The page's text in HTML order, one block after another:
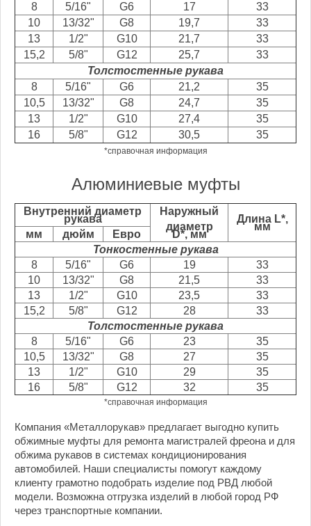
8
5/16" G6 17
33
10
13/32" G8 19,7
33
13
1/2" G10 21,7
33
15,2
5/8" G12 25,7
33
Толстостенные рукава
8
5/16" G6 21,2
35
10,5
13/32" G8 24,7
35
13
1/2" G10 27,4
35
16
5/8" G12 30,5 35
*справочная информация
Алюминиевые муфты
Внутренний диаметр
рукава
Наружный
диаметр
D*, мм
Длина L*,
мм
мм дюйм
Евро
Тонкостенные рукава
8
5/16" G6 19
33
10
13/32" G8 21,5
33
13
1/2" G10 23,5
33
15,2
5/8" G12 28
33
Толстостенные рукава
8
5/16" G6 23
35
10,5
13/32" G8 27
35
13
1/2" G10 29
35
16
5/8" G12 32 35
*справочная информация
Компания «Металлорукав» предлагает выгодно купить
обжимные муфты для ремонта магистралей фреона и для
обжима рукавов в системах кондиционирования
автомобилей. Наши специалисты помогут каждому
клиенту грамотно подобрать изделие под РВД любой
модели. Возможна отгрузка изделий в любой город РФ
через транспортные компании.